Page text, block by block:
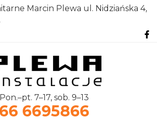
Marcin Plewa ul. Nidziańska 4,
Pon.–pt. 7–17, sob. 9–13
66 6695866